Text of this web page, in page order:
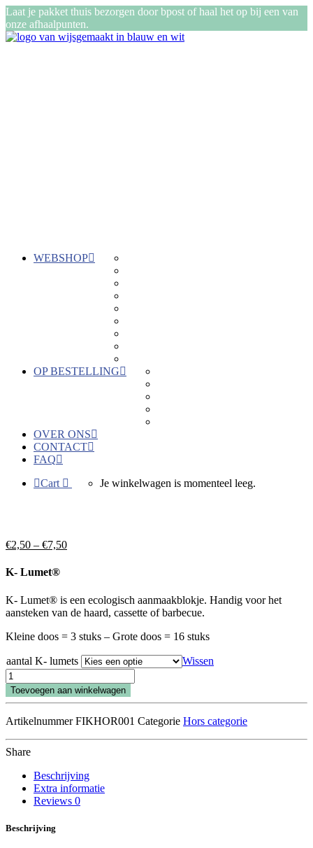
Laat je pakket thuis bezorgen door bpost of haal het op bij een van
onze afhaalpunten.
WEBSHOP
OP BESTELLING
OVER ONS
CONTACT
FAQ
Cart
Je winkelwagen is momenteel leeg.
€2,50 – €7,50
K- Lumet®
K- Lumet® is een ecologisch aanmaakblokje. Handig voor het
aansteken van de haard, cassette of barbecue.
Kleine doos = 3 stuks – Grote doos = 16 stuks
aantal K- lumets
Wissen
K-
lumet®
aantal
Toevoegen aan winkelwagen
Artikelnummer FIKHOR001 Categorie Hors categorie
Share
Beschrijving
Extra informatie
Reviews 0
Beschrijving